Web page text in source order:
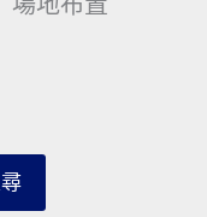
場地布置